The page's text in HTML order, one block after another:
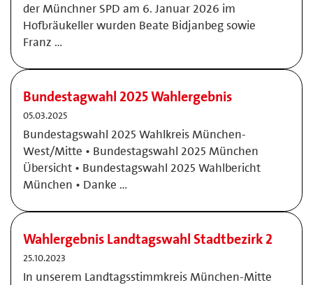
der Münchner SPD am 6. Januar 2026 im
Hofbräukeller wurden Beate Bidjanbeg sowie
Franz …
Bundestagwahl 2025 Wahlergebnis
05.03.2025
Bundestagswahl 2025 Wahlkreis München-
West/Mitte • Bundestagswahl 2025 München
Übersicht • Bundestagswahl 2025 Wahlbericht
München • Danke …
Wahlergebnis Landtagswahl Stadtbezirk 2
25.10.2023
In unserem Landtagsstimmkreis München-Mitte